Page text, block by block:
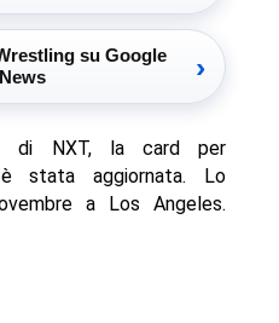
su Google
News
›
di NXT, la card per
è stata aggiornata. Lo
a Los Angeles.